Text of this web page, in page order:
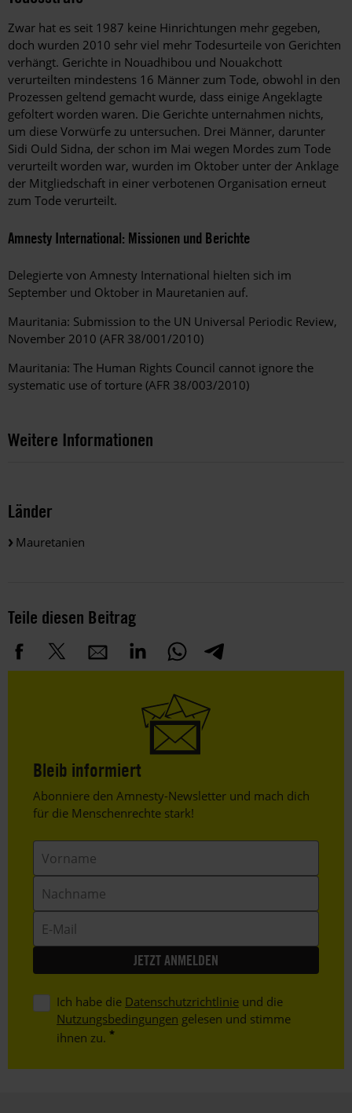
Zwar hat es seit 1987 keine Hinrichtungen mehr gegeben,
doch wurden 2010 sehr viel mehr Todesurteile von Gerichten
verhängt. Gerichte in Nouadhibou und Nouakchott
verurteilten mindestens 16 Männer zum Tode, obwohl in den
Prozessen geltend gemacht wurde, dass einige Angeklagte
gefoltert worden waren. Die Gerichte unternahmen nichts,
um diese Vorwürfe zu untersuchen. Drei Männer, darunter
Sidi Ould Sidna, der schon im Mai wegen Mordes zum Tode
verurteilt worden war, wurden im Oktober unter der Anklage
der Mitgliedschaft in einer verbotenen Organisation erneut
zum Tode verurteilt.
Amnesty International: Missionen und Berichte
Delegierte von Amnesty International hielten sich im
September und Oktober in Mauretanien auf.
Mauritania: Submission to the UN Universal Periodic Review,
November 2010 (AFR 38/001/2010)
Mauritania: The Human Rights Council cannot ignore the
systematic use of torture (AFR 38/003/2010)
Weitere Informationen
Länder
Mauretanien
Teile diesen Beitrag
Bleib informiert
Header
Text
Abonniere den Amnesty-Newsletter und mach dich
für die Menschenrechte stark!
Mail
Ich habe die Datenschutzrichtlinie und die
Nutzungsbedingungen gelesen und stimme
ihnen zu.